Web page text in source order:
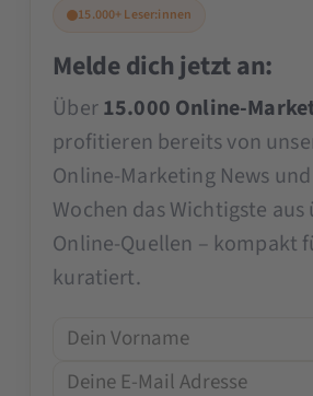
15.000+ Leser:innen
Melde dich jetzt an:
Über15.000 Online-
profitieren bereits von
Online-Marketing News
Wochen das Wichtigste aus
Online-Quellen – kompakt
kuratiert.